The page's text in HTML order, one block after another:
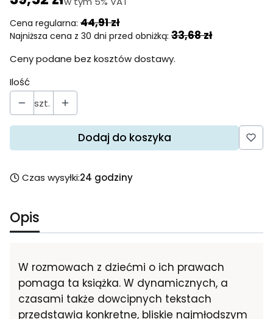
Cena regularna: 44,91 zł
Najniższa cena z 30 dni przed obniżką: 33,68 zł
Ceny podane bez kosztów dostawy.
Ilość
szt.
Dodaj do koszyka
Czas wysyłki:24 godziny
Opis
W rozmowach z dziećmi o ich prawach
pomaga ta książka. W dynamicznych, a
czasami także dowcipnych tekstach
przedstawia konkretne, bliskie najmłodszym